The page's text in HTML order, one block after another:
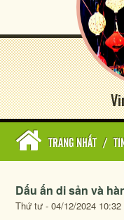
TRANG NHẤT /
Dấu ấn di sản và
Thứ tư - 04/12/2024 10:32